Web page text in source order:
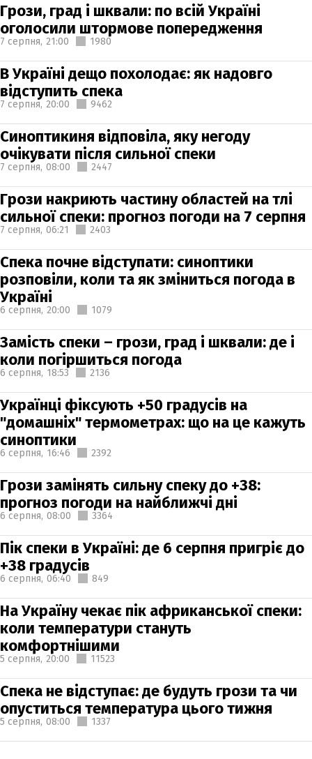
Грози, град і шквали: по всій Україні
оголосили штормове попередження
7 серпня, 21:00 1980
В Україні дещо похолодає: як надовго
відступить спека
7 серпня, 20:00 9462
Синоптикиня відповіла, яку негоду
очікувати після сильної спеки
7 серпня, 08:00 2447
Грози накриють частину областей на тлі
сильної спеки: прогноз погоди на 7 серпня
7 серпня, 06:21 2403
Спека почне відступати: синоптики
розповіли, коли та як зміниться погода в
Україні
6 серпня, 20:00 1079
Замість спеки – грози, град і шквали: де і
коли погіршиться погода
6 серпня, 18:53 2136
Українці фіксують +50 градусів на
"домашніх" термометрах: що на це кажуть
синоптики
6 серпня, 16:46 2392
Грози замінять сильну спеку до +38:
прогноз погоди на найближчі дні
6 серпня, 08:00 3364
Пік спеки в Україні: де 6 серпня пригріє до
+38 градусів
6 серпня, 06:40 849
На Україну чекає пік африканської спеки:
коли температури стануть
комфортнішими
5 серпня, 20:00 11523
Спека не відступає: де будуть грози та чи
опуститься температура цього тижня
5 серпня, 08:00 1337